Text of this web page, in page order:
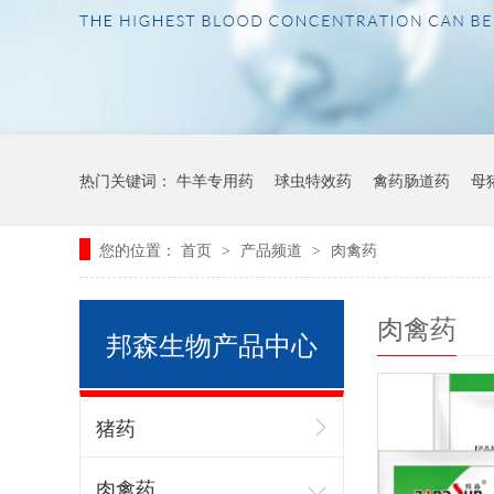
热门关键词： 牛羊专用药 球虫特效药 禽药肠道药 母
您的位置： 首页 > 产品频道 > 肉禽药
肉禽药
邦森生物产品中心
猪药
肉禽药